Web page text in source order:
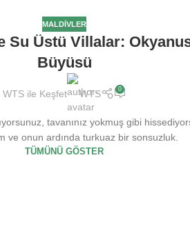
MALDIVLER
Su Üstü Villalar:
Büyüsü
WTS ile Keşfet WTS 0
tavanınız yokmuş gibi
ve onun ardında turkuaz bir sonsuzluk.
TÜMÜNÜ GÖSTER